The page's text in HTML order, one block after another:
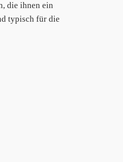
die ihnen ein
typisch für die